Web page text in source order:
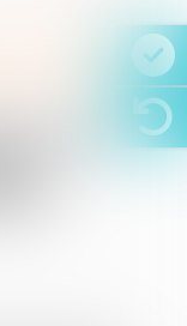
et de leur